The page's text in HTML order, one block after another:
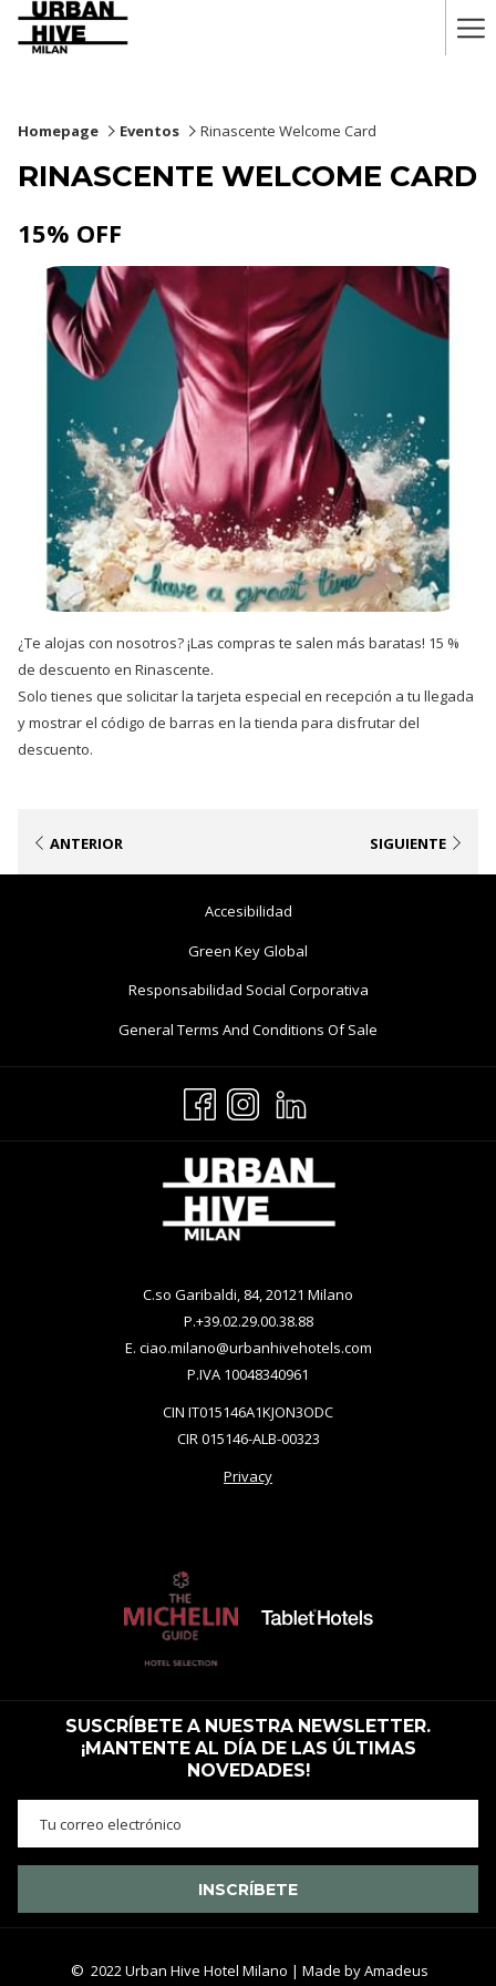
Homepage Eventos Rinascente Welcome Card
RINASCENTE WELCOME CARD
15% OFF
¿Te alojas con nosotros? ¡Las compras te salen más baratas! 15 %
de descuento en Rinascente.
Solo tienes que solicitar la tarjeta especial en recepción a tu llegada
y mostrar el código de barras en la tienda para disfrutar del
descuento.
ANTERIOR SIGUIENTE
AccesibilidadAbre
Una
Nueva
Green Key Global
Una
Nueva
Responsabilidad Social CorporativaAbre
Una
Nueva
General Terms And Conditions Of Sale
C.so Garibaldi, 84, 20121 Milano
P.+39.02.29.00.38.88
E. ciao.milano@urbanhivehotels.com
P.IVA 10048340961
CIN IT015146A1KJON3ODC
CIR 015146-ALB-00323
Privacy
SUSCRÍBETE A NUESTRA NEWSLETTER.
¡MANTENTE AL DÍA DE LAS ÚLTIMAS
NOVEDADES!
INSCRÍBETE
© 2022 Urban Hive Hotel Milano | Made byAmadeus